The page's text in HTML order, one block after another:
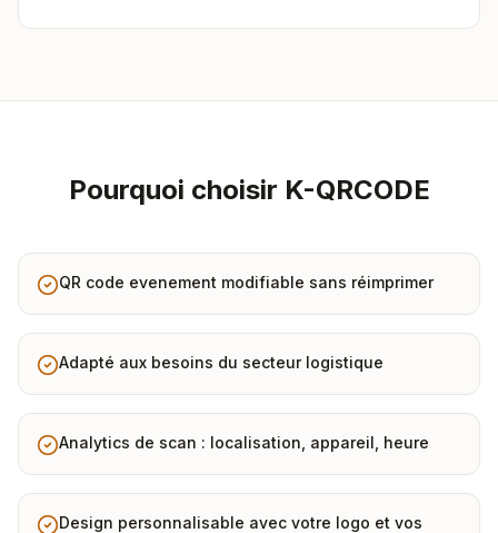
Pourquoi choisir K-QRCODE
QR code evenement modifiable sans réimprimer
Adapté aux besoins du secteur logistique
Analytics de scan : localisation, appareil, heure
Design personnalisable avec votre logo et vos